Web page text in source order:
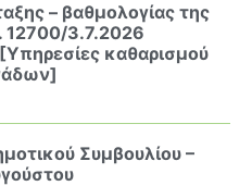
– βαθμολογίας της
12700/3.7.2026
καθαρισμού
Συμβουλίου –